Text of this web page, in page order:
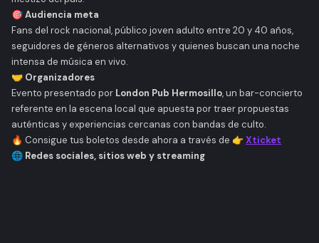
🎯 Audiencia meta
Fans del rock nacional, público joven adulto entre 20 y 40 años,
seguidores de géneros alternativos y quienes buscan una noche
intensa de música en vivo.
🤝 Organizadores
Evento presentado por London Pub Hermosillo, un bar-concierto
referente en la escena local que apuesta por traer propuestas
auténticas y experiencias cercanas con bandas de culto.
🔥 Consigue tus boletos desde ahora a través de 👉Xticket
🌐 Redes sociales, sitios web y streaming